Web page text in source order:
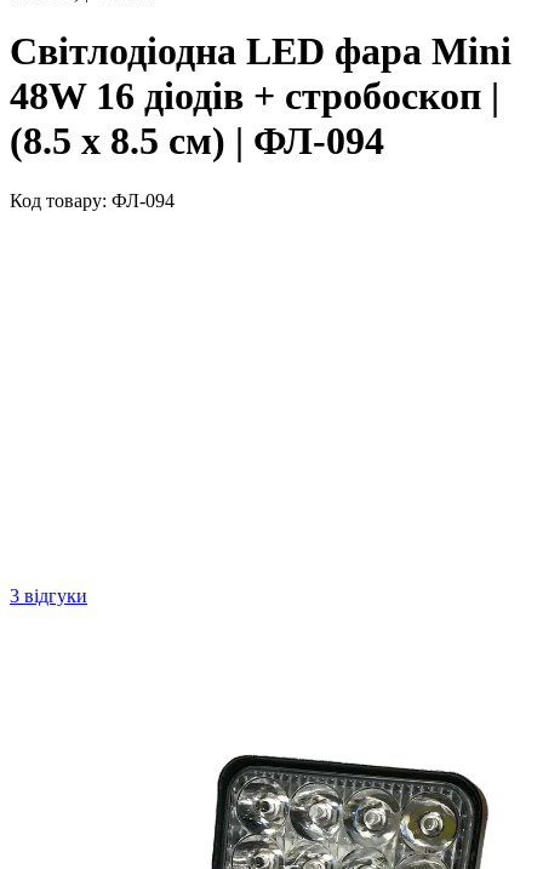
Світлодіодна LED фара Мini
48W 16 діодів + стробоскоп |
(8.5 х 8.5 см) | ФЛ-094
Код товару: ФЛ-094
3 відгуки